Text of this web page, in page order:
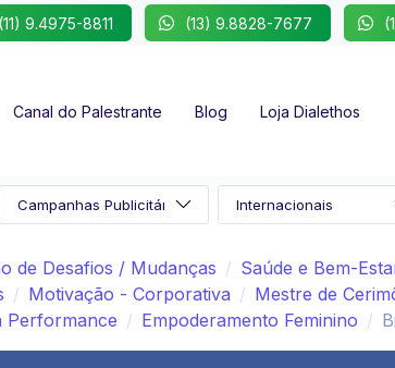
9.4975-8811 (13) 9.8828-7677
Canal do Palestrante Blog
Loja Dialethos
de Desafios / Mudanças Saúde e Bem-
Motivação - Corporativa
Mestre de
Performance Empoderamento Feminino